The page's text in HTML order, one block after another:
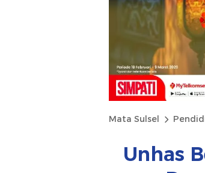
Mata Sulsel
Unhas